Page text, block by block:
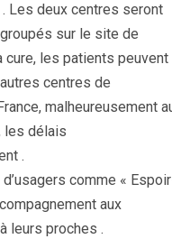
Les deux centres seront
sur le site de
cure, les patients
centres de
malheureusement
les délais
.
comme «
aux
leurs proches .